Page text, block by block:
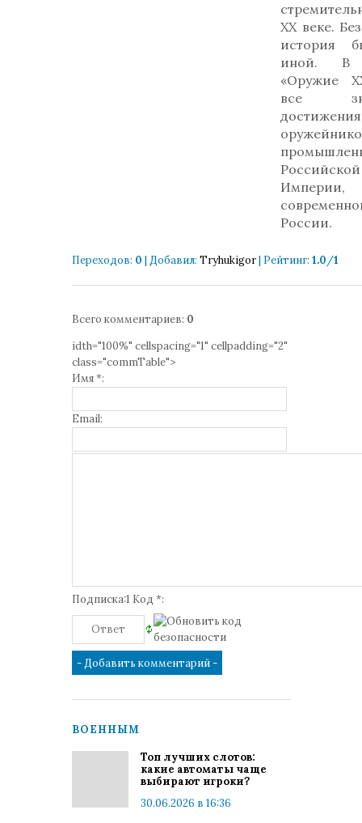
ХХ веке.
история
иной. В
«Оружие
все
достижения
Российской
России.
Переходов: 0 | Добавил: Tryhukigor| Рейтинг: 1.0/1
Всего комментариев: 0
idth="100%" cellspacing="1" cellpadding="2"
class="commTable">
Имя *:
Email:
Подписка:1 Код *:
ВОЕННЫМ
Топ лучших слотов:
какие автоматы чаще
выбирают игроки?
30.06.2026 в 16:36